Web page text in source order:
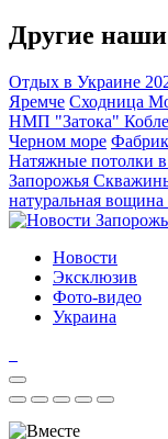
Другие
Отдых в Украине
Яремче Сходница
НМП "Затока"
Черном море
Натяжные потолки
Запорожья
натуральная вощина
Новости
Эксклюзив
Фото-видео
Украина